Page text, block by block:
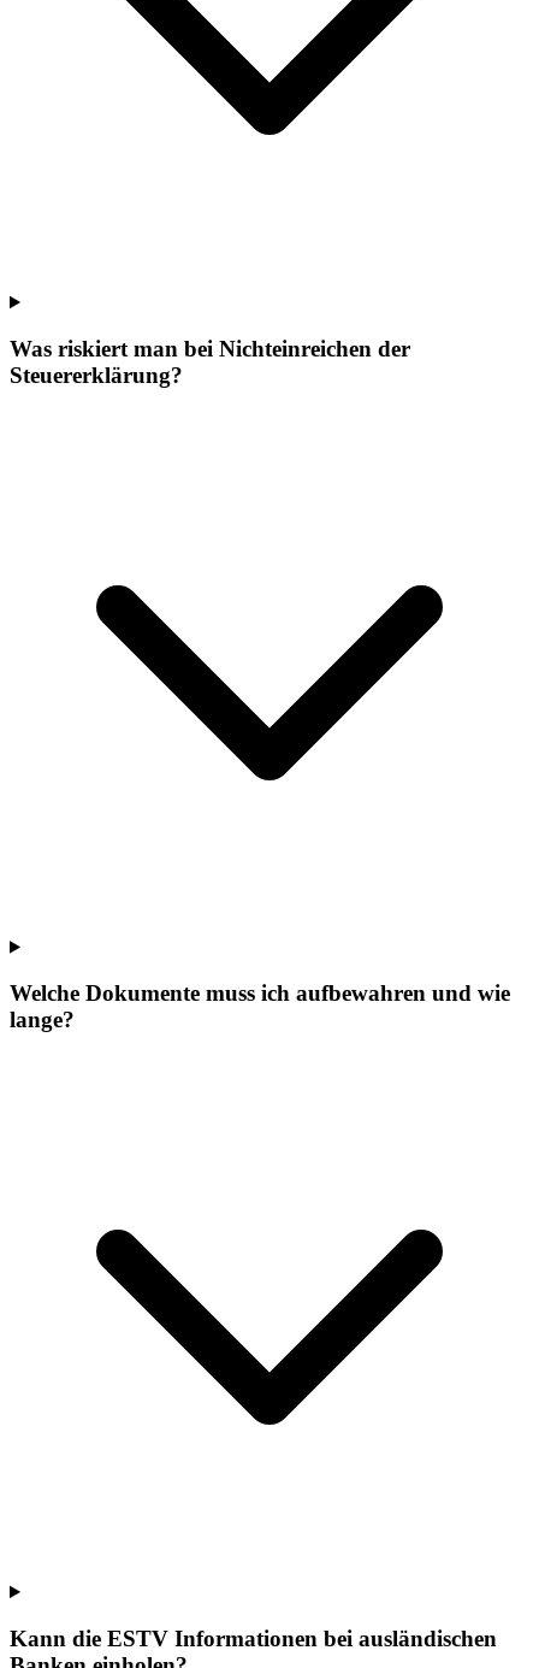
Was riskiert man bei Nichteinreichen der
Steuererklärung?
Welche Dokumente muss ich aufbewahren und wie
lange?
Kann die ESTV Informationen bei ausländischen